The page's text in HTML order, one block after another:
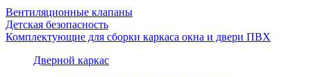
Вентиляционные клапаны
Детская безопасность
Комплектующие для сборки каркаса окна и двери ПВХ
Дверной каркас